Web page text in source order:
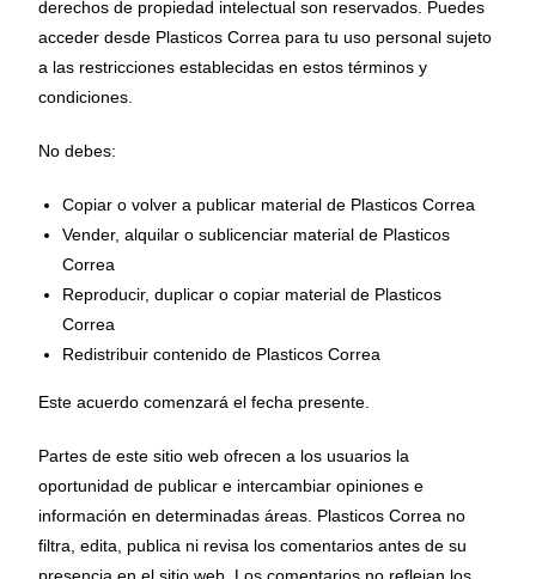
derechos de propiedad intelectual son reservados. Puedes
acceder desde Plasticos Correa para tu uso personal sujeto
a las restricciones establecidas en estos términos y
condiciones.
No debes:
Copiar o volver a publicar material de Plasticos Correa
Vender, alquilar o sublicenciar material de Plasticos
Correa
Reproducir, duplicar o copiar material de Plasticos
Correa
Redistribuir contenido de Plasticos Correa
Este acuerdo comenzará el fecha presente.
Partes de este sitio web ofrecen a los usuarios la
oportunidad de publicar e intercambiar opiniones e
información en determinadas áreas. Plasticos Correa no
filtra, edita, publica ni revisa los comentarios antes de su